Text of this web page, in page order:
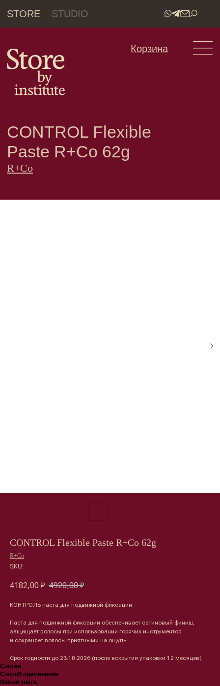
STORE STUDIO
•
CONTROL Flexible
CONTROL Flexible Paste R+Co 62g
R+Co
SKU:
4182,00 ₽ 4920,00 ₽
КОНТРОЛЬ паста для подвижной фиксации
Паста для подвижной фиксации обеспечивает сатиновый финиш,
защищает волосы при использовании горячих инструментов
и сохраняет волосы приятными на ощупь.
Срок годности до 23.10.2026 (после вскрытия упаковки 12 месяцев)
Состав
Способ применения
Важно знать